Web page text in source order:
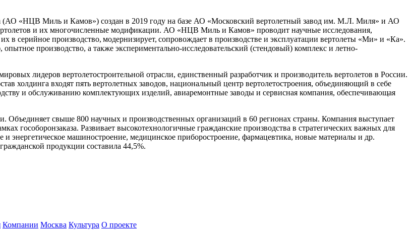
«НЦВ Миль и Камов») создан в 2019 году на базе АО «Московский вертолетный завод им. М.Л. Миля» и АО
и их многочисленные модификации. АО «НЦВ Миль и Камов» проводит научные исследования,
в серийное производство, модернизирует, сопровождает в производстве и эксплуатации вертолеты «Ми» и «Ка».
производство, а также экспериментально-исследовательский (стендовый) комплекс и летно-
лидеров вертолетостроительной отрасли, единственный разработчик и производитель вертолетов в России.
холдинга входят пять вертолетных заводов, национальный центр вертолетостроения, объединяющий в себе
и обслуживанию комплектующих изделий, авиаремонтные заводы и сервисная компания, обеспечивающая
Объединяет свыше 800 научных и производственных организаций в 60 регионах страны. Компания выступает
гособоронзаказа. Развивает высокотехнологичные гражданские производства в стратегических важных для
и энергетическое машиностроение, медицинское приборостроение, фармацевтика, новые материалы и др.
продукции составила 44,5%.
Компании Москва Культура О проекте